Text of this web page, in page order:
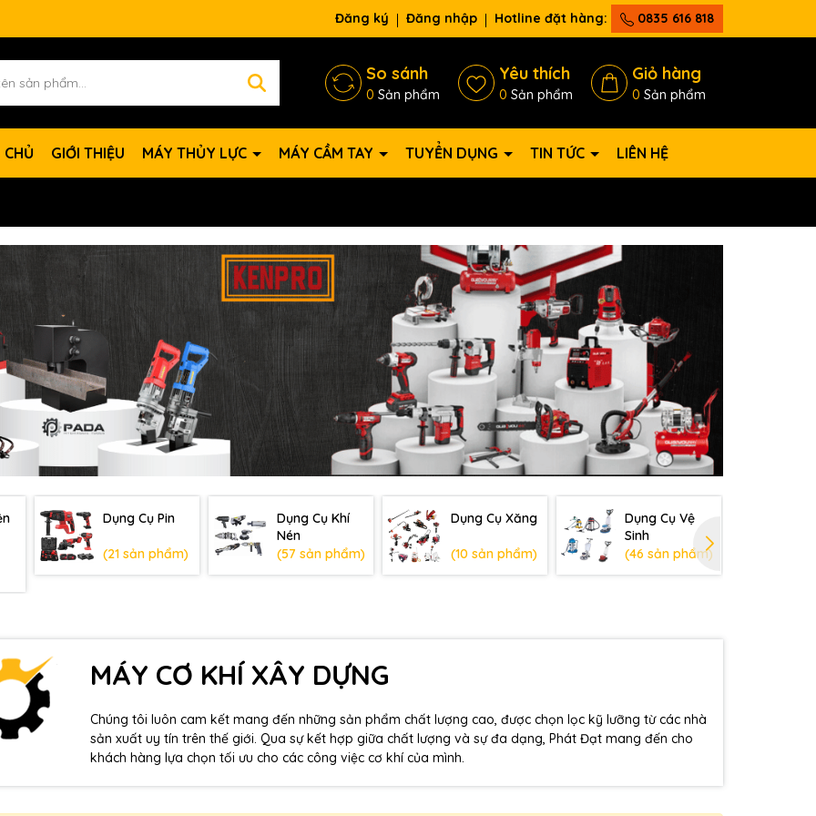
Đăng ký Đăng nhập Hotline đặt hàng: 0835 616 818
So sánh
0 Sản phẩm
Yêu thích
0 Sản phẩm
Giỏ hàng
0 Sản phẩm
GIỚI THIỆU MÁY THỦY LỰC MÁY CẦM TAY TUYỂN DỤNG TIN TỨC LIÊN HỆ
Dụng Cụ Pin
(21 sản phẩm)
Dụng Cụ Khí
Nén
(57 sản phẩm)
Dụng Cụ Xăng
(10 sản phẩm)
Dụng Cụ Vệ
Sinh
(46 sản phẩm)
MÁY CƠ KHÍ XÂY DỰNG
Chúng tôi luôn cam kết mang đến những sản phẩm chất lượng cao, được chọn lọc kỹ lưỡng từ các nhà
sản xuất uy tín trên thế giới. Qua sự kết hợp giữa chất lượng và sự đa dạng, Phát Đạt mang đến cho
khách hàng lựa chọn tối ưu cho các công việc cơ khí của mình.